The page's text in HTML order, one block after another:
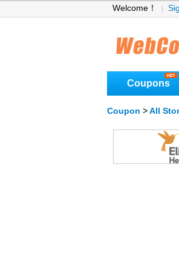
Welcome！
Coupons
Coupon > All